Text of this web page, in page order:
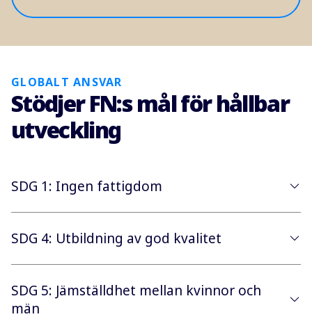
GLOBALT ANSVAR
Stödjer FN:s mål för hållbar
utveckling
SDG 1: Ingen fattigdom
SDG 4: Utbildning av god kvalitet
SDG 5: Jämställdhet mellan kvinnor och
män